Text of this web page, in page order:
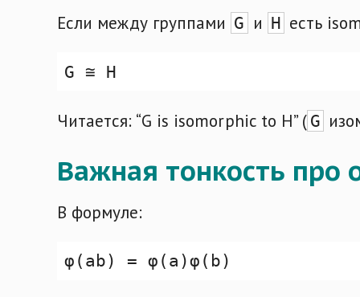
Если между группами G и H есть
Читается: “G is isomorphic to H” ( G
Важная тонкость про
В формуле: